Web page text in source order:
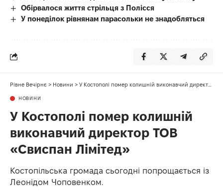
Обірвалося життя стрільця з Полісся
У понеділок рівнянам парасольки не знадобляться
Рівне Вечірнє > Новини > У Костополі помер колишній виконавчий директор ТОВ «Свиспан Лімітед»
НОВИНИ
У Костополі помер колишній
виконавчий директор ТОВ
«Свиспан Лімітед»
Костопільська громада сьогодні попрощається із
Леонідом Чоповенком.